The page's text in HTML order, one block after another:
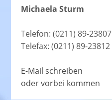
Michaela Sturm
Telefon: (0211) 89-23807
Telefax: (0211) 89-23812
E-Mail schreiben
oder vorbei kommen